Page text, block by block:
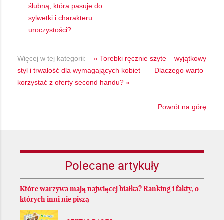
ślubną, która pasuje do
sylwetki i charakteru
uroczystości?
Więcej w tej kategorii:
« Torebki ręcznie szyte – wyjątkowy
styl i trwałość dla wymagających kobiet
Dlaczego warto
korzystać z oferty second handu? »
Powrót na górę
Polecane artykuły
Które warzywa mają najwięcej białka? Ranking i fakty, o
których inni nie piszą